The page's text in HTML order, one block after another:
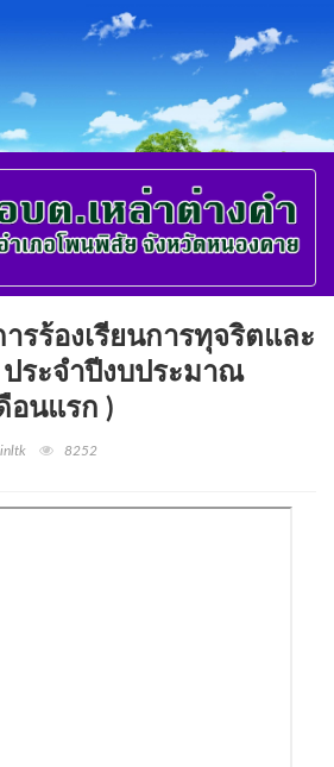
รร้องเรียนการทุจริตและ
ระจำปีงบประมาณ
ดือนแรก )
8252